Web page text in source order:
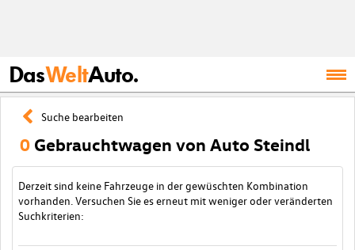
DasWeltAuto.
Suche bearbeiten
0 Gebrauchtwagen von Auto Steindl
Derzeit sind keine Fahrzeuge in der gewüschten Kombination
vorhanden. Versuchen Sie es erneut mit weniger oder veränderten
Suchkriterien: